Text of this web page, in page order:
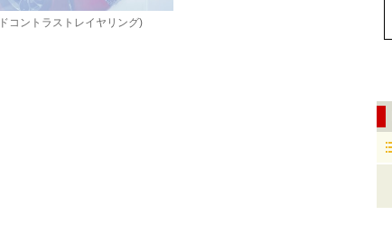
コントラストレイヤリング)